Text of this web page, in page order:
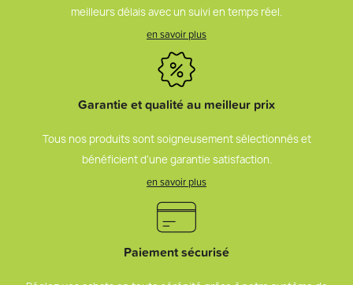
meilleurs délais avec un suivi en temps réel.
en savoir plus
Garantie et qualité au meilleur prix
Tous nos produits sont soigneusement sélectionnés et
bénéficient d’une garantie satisfaction.
en savoir plus
Paiement sécurisé